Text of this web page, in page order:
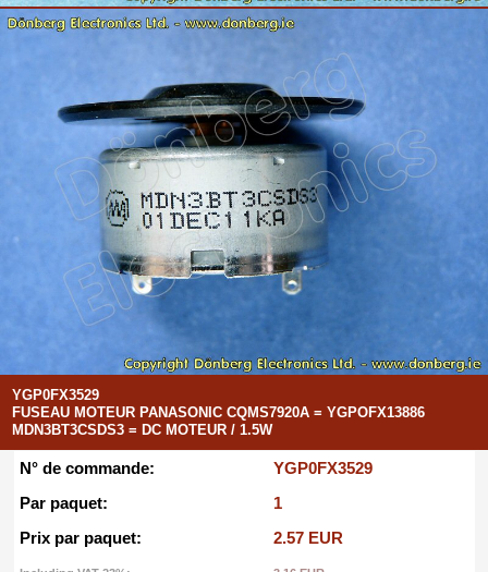
YGP0FX3529
FUSEAU MOTEUR PANASONIC CQMS7920A = YGPOFX13886
MDN3BT3CSDS3 = DC MOTEUR / 1.5W
N° de commande:
YGP0FX3529
Par paquet:
1
Prix par paquet:
2.57 EUR